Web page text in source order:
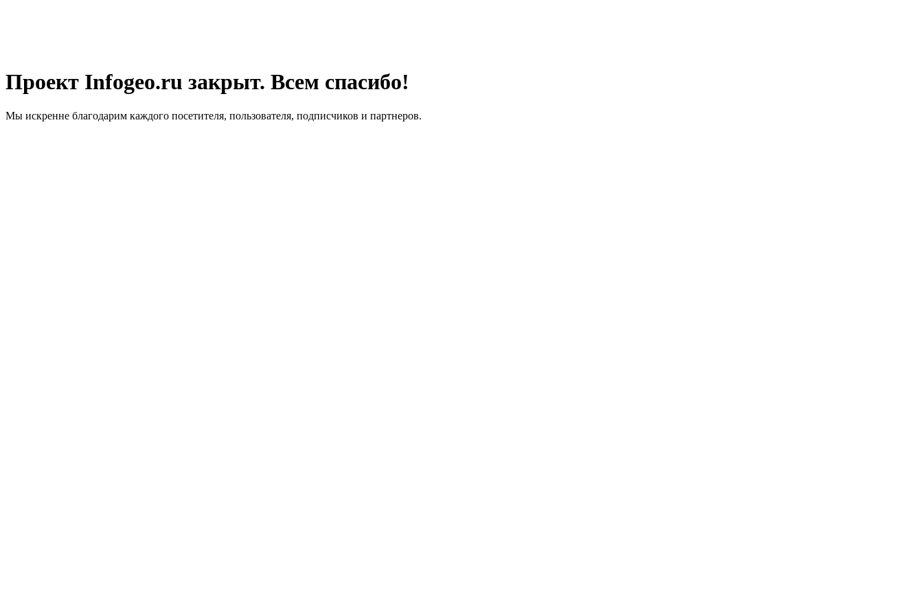
Проект Infogeo.ru закрыт. Всем спасибо!
Мы искренне благодарим каждого посетителя, пользователя, подписчиков и партнеров.